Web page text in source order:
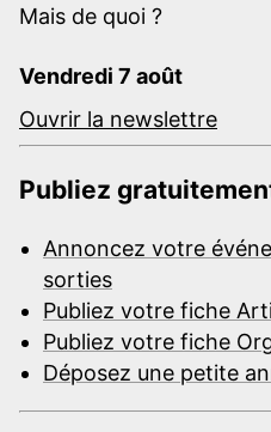
Mais de quoi ?
Vendredi 7 août
Ouvrir la newslettre
Publiez
Annoncez votre
sorties
Publiez votre fiche
Publiez votre fiche
Déposez une petite